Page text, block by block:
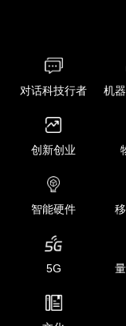
对话科技行者 机
创新创业
智能硬件
5G